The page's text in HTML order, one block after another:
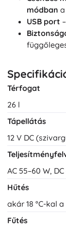
módban
USB port
Térfogat
26 l
Tápellátás
12 V DC
AC 55–60 W,
Hűtés
akár 18 °C-kal
Fűtés